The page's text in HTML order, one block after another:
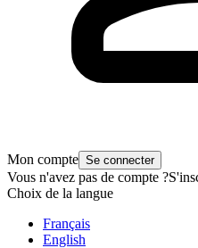
Mon compte Se connecter
Vous n'avez pas de compte ?
Choix de la langue
Français
English